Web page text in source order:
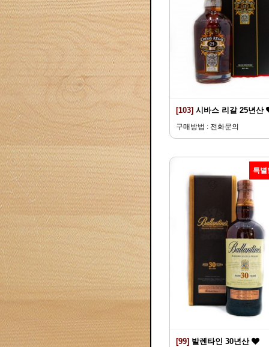
[103] 시바스 리갈 25년산
구매방법 : 전화문의
특별
[99] 발렌타인 30년산